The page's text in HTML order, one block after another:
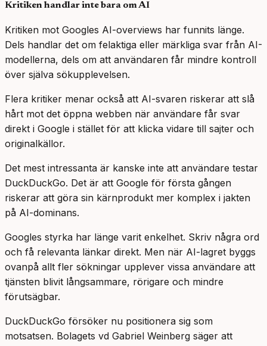
Kritiken handlar inte bara om AI
Kritiken mot Googles AI-overviews har funnits länge.
Dels handlar det om felaktiga eller märkliga svar från AI-
modellerna, dels om att användaren får mindre kontroll
över själva sökupplevelsen.
Flera kritiker menar också att AI-svaren riskerar att slå
hårt mot det öppna webben när användare får svar
direkt i Google i stället för att klicka vidare till sajter och
originalkällor.
Det mest intressanta är kanske inte att användare testar
DuckDuckGo. Det är att Google för första gången
riskerar att göra sin kärnprodukt mer komplex i jakten
på AI-dominans.
Googles styrka har länge varit enkelhet. Skriv några ord
och få relevanta länkar direkt. Men när AI-lagret byggs
ovanpå allt fler sökningar upplever vissa användare att
tjänsten blivit långsammare, rörigare och mindre
förutsägbar.
DuckDuckGo försöker nu positionera sig som
motsatsen. Bolagets vd Gabriel Weinberg säger att